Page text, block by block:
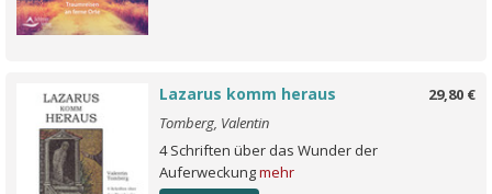
29,80 €
Lazarus komm heraus
Tomberg, Valentin
4 Schriften über das Wunder der
Auferweckungmehr